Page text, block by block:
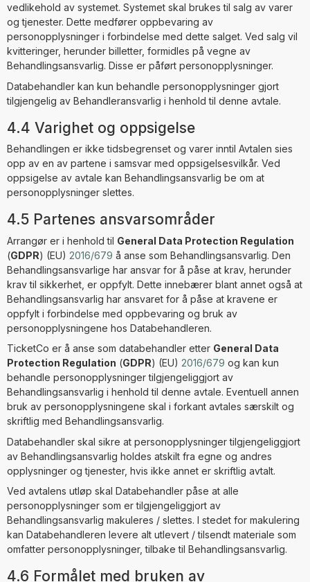
vedlikehold av systemet. Systemet skal brukes til salg av varer
og tjenester. Dette medfører oppbevaring av
personopplysninger i forbindelse med dette salget. Ved salg vil
kvitteringer, herunder billetter, formidles på vegne av
Behandlingsansvarlig. Disse er påført personopplysninger.
Databehandler kan kun behandle personopplysninger gjort
tilgjengelig av Behandleransvarlig i henhold til denne avtale.
4.4 Varighet og oppsigelse
Behandlingen er ikke tidsbegrenset og varer inntil Avtalen sies
opp av en av partene i samsvar med oppsigelsesvilkår. Ved
oppsigelse av avtale kan Behandlingsansvarlig be om at
personopplysninger slettes.
4.5 Partenes ansvarsområder
Arrangør er i henhold til General Data Protection Regulation
(GDPR) (EU) 2016/679 å anse som Behandlingsansvarlig. Den
Behandlingsansvarlige har ansvar for å påse at krav, herunder
krav til sikkerhet, er oppfylt. Dette innebærer blant annet også at
Behandlingsansvarlig har ansvaret for å påse at kravene er
oppfylt i forbindelse med oppbevaring og bruk av
personopplysningene hos Databehandleren.
TicketCo er å anse som databehandler etter General Data
Protection Regulation (GDPR) (EU) 2016/679 og kan kun
behandle personopplysninger tilgjengeliggjort av
Behandlingsansvarlig i henhold til denne avtale. Eventuell annen
bruk av personopplysningene skal i forkant avtales særskilt og
skriftlig med Behandlingsansvarlig.
Databehandler skal sikre at personopplysninger tilgjengeliggjort
av Behandlingsansvarlig holdes atskilt fra egne og andres
opplysninger og tjenester, hvis ikke annet er skriftlig avtalt.
Ved avtalens utløp skal Databehandler påse at alle
personopplysninger som er tilgjengeliggjort av
Behandlingsansvarlig makuleres / slettes. I stedet for makulering
kan Databehandleren levere alt utlevert / tilsendt materiale som
omfatter personopplysninger, tilbake til Behandlingsansvarlig.
4.6 Formålet med bruken av